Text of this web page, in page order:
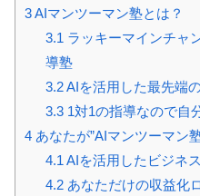
3AIマンツーマン塾とは？
3.1 ラッキーマインチャ
導塾
3.2AIを活用した最先端
3.31対1の指導なので自
4 あなたが”AIマンツーマン
4.1 AIを活用したビジネ
4.2あなただけの収益化